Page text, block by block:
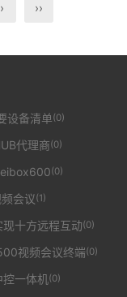
› ››
设备清单(0)
代理商(0)
(0)
会议(1)
十方远程互动(0)
视频会议终端(0)
控一体机(0)